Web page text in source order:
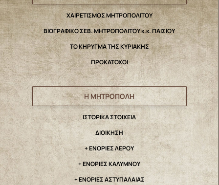
ΧΑΙΡΕΤΙΣΜΟΣ ΜΗΤΡΟΠΟΛΙΤΟΥ
ΒΙΟΓΡΑΦΙΚΟ ΣΕΒ. ΜΗΤΡΟΠΟΛΙΤΟΥ κ.κ. ΠΑΙΣΙΟΥ
ΤΟ ΚΗΡΥΓΜΑ ΤΗΣ ΚΥΡΙΑΚΗΣ
ΠΡΟΚΑΤΟΧΟΙ
Η ΜΗΤΡΟΠΟΛΗ
IΣΤΟΡΙΚΑ ΣΤΟΙΧΕΙΑ
ΔΙΟΙΚΗΣΗ
+ ΕΝΟΡΙΕΣ ΛΕΡΟΥ
+ ΕΝΟΡΙΕΣ ΚΑΛΥΜΝΟΥ
+ ΕΝΟΡΙΕΣ ΑΣΤΥΠΑΛΑΙΑΣ